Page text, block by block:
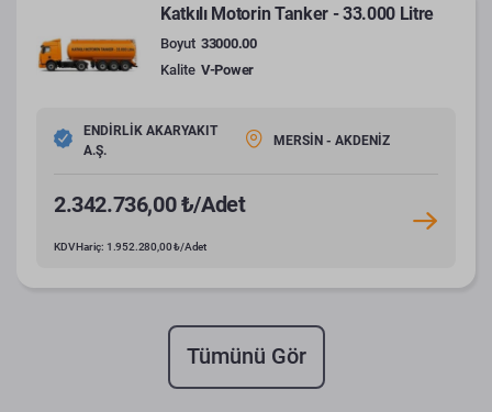
Katkılı Motorin Tanker - 33.000 Litre
Boyut 33000.00
Kalite V-Power
ENDİRLİK AKARYAKIT
A.Ş.
MERSİN - AKDENİZ
2.342.736,00 ₺/Adet
KDV Hariç: 1.952.280,00 ₺/Adet
Tümünü Gör